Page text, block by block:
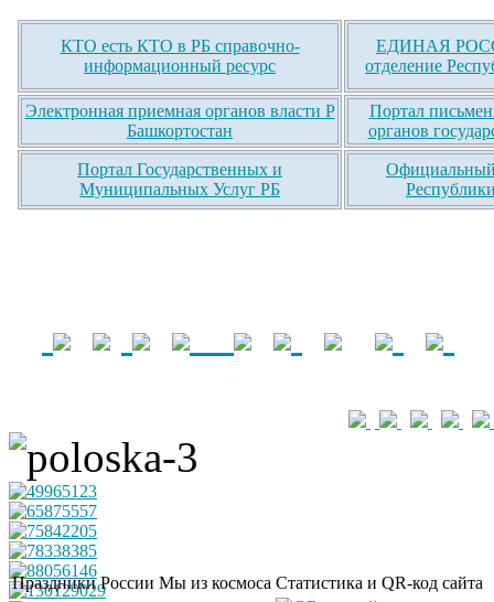
КТО есть КТО в РБ справочно-
информационный ресурс
ЕДИНАЯ
отделение
Электронная приемная органов власти Р
Башкортостан
Портал
органов
Портал Государственных и
Муниципальных Услуг РБ
Официальный
Праздники России Мы из космоса Статистика и QR-код сайта